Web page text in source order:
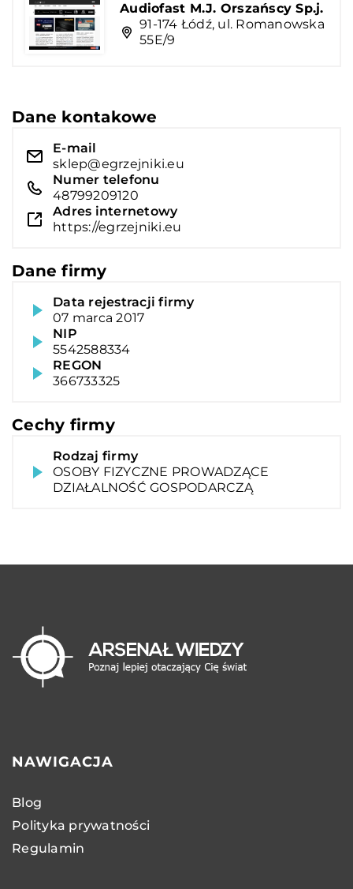
Audiofast M.J. Orszańscy Sp.j.
91-174 Łódź, ul. Romanowska
55E/9
Dane kontakowe
E-mail
sklep@egrzejniki.eu
Numer telefonu
48799209120
Adres internetowy
https://egrzejniki.eu
Dane firmy
Data rejestracji firmy
07 marca 2017
NIP
5542588334
REGON
366733325
Cechy firmy
Rodzaj firmy
OSOBY FIZYCZNE PROWADZĄCE
DZIAŁALNOŚĆ GOSPODARCZĄ
NAWIGACJA
Blog
Polityka prywatności
Regulamin